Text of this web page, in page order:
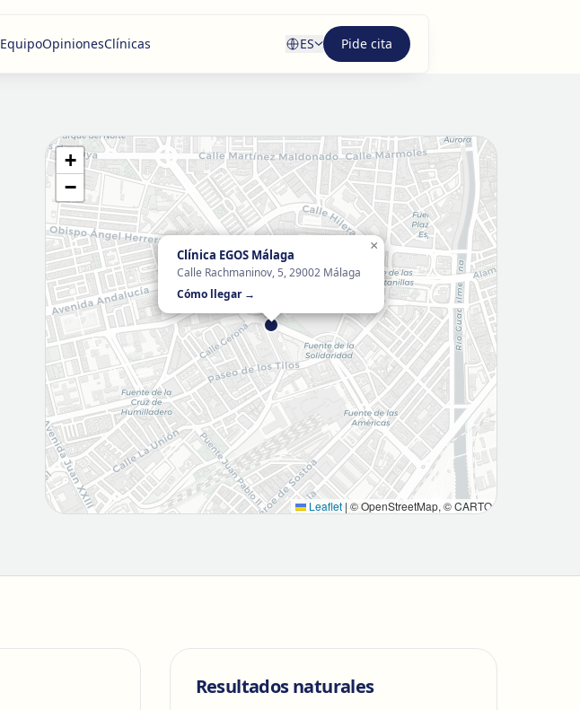
EquipoOpinionesClínicas ES Pide cita
Clínica EGOS Málaga
Calle Rachmaninov, 5, 29002 Málaga
Cómo llegar →
×
+
−
Leaflet | © OpenStreetMap, © CARTO
Resultados naturales